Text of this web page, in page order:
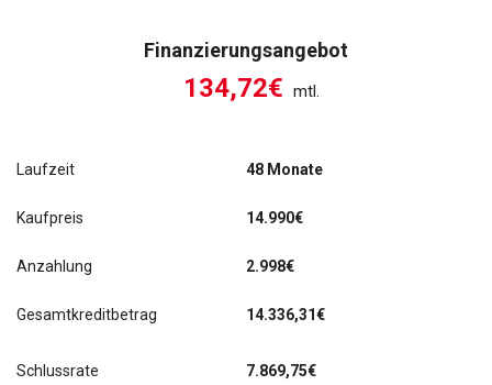
Finanzierungsangebot
134,72€ mtl.
Laufzeit 48 Monate
Kaufpreis 14.990€
Anzahlung 2.998€
Gesamtkreditbetrag 14.336,31€
Schlussrate 7.869,75€